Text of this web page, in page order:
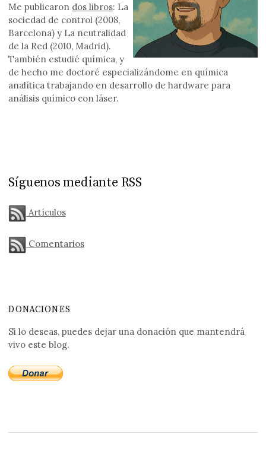
Me publicaron dos libros: La
sociedad de control (2008,
Barcelona) y La neutralidad
de la Red (2010, Madrid).
También estudié química, y
de hecho me doctoré especializándome en química
analítica trabajando en desarrollo de hardware para
análisis químico con láser.
Síguenos mediante RSS
Artículos
Comentarios
DONACIONES
Si lo deseas, puedes dejar una donación que mantendrá
vivo este blog.